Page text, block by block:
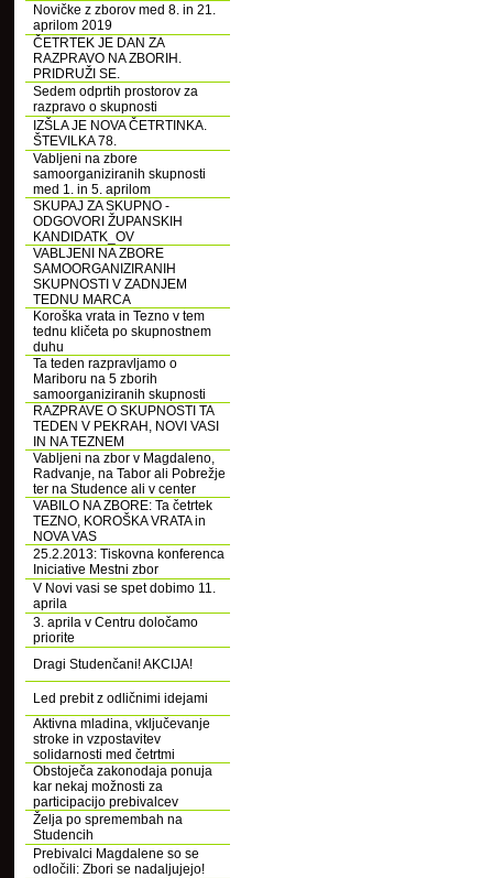
Novičke z zborov med 8. in 21.
aprilom 2019
ČETRTEK JE DAN ZA
RAZPRAVO NA ZBORIH.
PRIDRUŽI SE.
Sedem odprtih prostorov za
razpravo o skupnosti
IZŠLA JE NOVA ČETRTINKA.
ŠTEVILKA 78.
Vabljeni na zbore
samoorganiziranih skupnosti
med 1. in 5. aprilom
SKUPAJ ZA SKUPNO -
ODGOVORI ŽUPANSKIH
KANDIDATK_OV
VABLJENI NA ZBORE
SAMOORGANIZIRANIH
SKUPNOSTI V ZADNJEM
TEDNU MARCA
Koroška vrata in Tezno v tem
tednu kličeta po skupnostnem
duhu
Ta teden razpravljamo o
Mariboru na 5 zborih
samoorganiziranih skupnosti
RAZPRAVE O SKUPNOSTI TA
TEDEN V PEKRAH, NOVI VASI
IN NA TEZNEM
Vabljeni na zbor v Magdaleno,
Radvanje, na Tabor ali Pobrežje
ter na Studence ali v center
VABILO NA ZBORE: Ta četrtek
TEZNO, KOROŠKA VRATA in
NOVA VAS
25.2.2013: Tiskovna konferenca
Iniciative Mestni zbor
V Novi vasi se spet dobimo 11.
aprila
3. aprila v Centru določamo
priorite
Dragi Studenčani! AKCIJA!
Led prebit z odličnimi idejami
Aktivna mladina, vključevanje
stroke in vzpostavitev
solidarnosti med četrtmi
Obstoječa zakonodaja ponuja
kar nekaj možnosti za
participacijo prebivalcev
Želja po spremembah na
Studencih
Prebivalci Magdalene so se
odločili: Zbori se nadaljujejo!